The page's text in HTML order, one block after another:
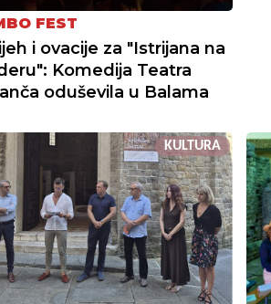
FEST
i ovacije za "Istrijana na
Komedija Teatra
oduševila u Balama
KULTURA